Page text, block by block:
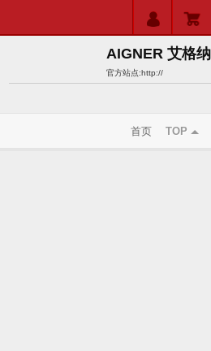
AIGNER 艾格纳
官方站点:http://
首页 TOP